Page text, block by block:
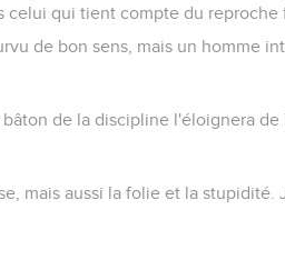
celui qui tient compte du reproche
de bon sens, mais un homme
de la discipline l'éloignera de
mais aussi la folie et la stupidité.